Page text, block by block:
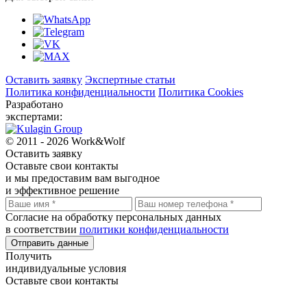
Оставить заявку Экспертные статьи
Политика конфиденциальности Политика Cookies
Разработано
экспертами:
© 2011 - 2026 Work&Wolf
Оставить заявку
Оставьте свои контакты
и мы предоставим вам выгодное
и эффективное решение
Согласие на обработку персональных данных
в соответствии политики конфиденциальности
Отправить данные
Получить
индивидуальные условия
Оставьте свои контакты